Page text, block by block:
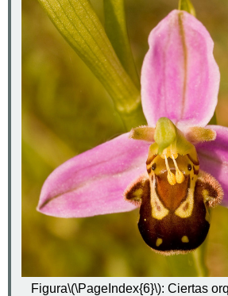
Figura\(\PageIndex{6}\): Ciertas